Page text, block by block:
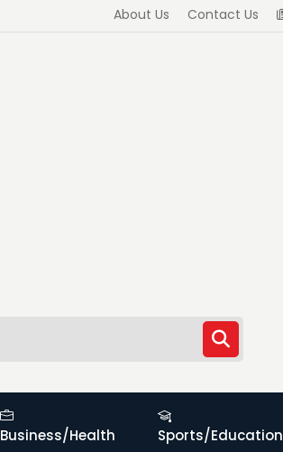
About Us Contact Us
Business/Health Sports/Education